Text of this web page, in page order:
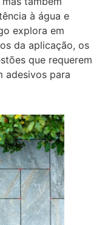
à água e
explora em
da aplicação, os
que requerem
adesivos para